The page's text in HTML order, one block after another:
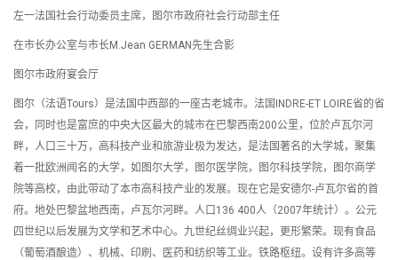
左一法国社会行动委员主席，图尔市政府社会行动部主任
在市长办公室与市长M.Jean GERMAN先生合影
图尔市政府宴会厅
图尔（法语Tours）是法国中西部的一座古老城市。法国INDRE-ET LOIRE省的省
会，同时也是富庶的中央大区最大的城市在巴黎西南200公里，位於卢瓦尔河
畔，人口三十万，高科技产业和旅游业极为发达，是法国著名的大学城，聚集
着一批欧洲闻名的大学，如图尔大学，图尔医学院，图尔科技学院，图尔商学
院等高校，由此带动了本市高科技产业的发展。现在它是安德尔-卢瓦尔省的首
府。地处巴黎盆地西南，卢瓦尔河畔。人口136 400人（2007年统计）。公元
四世纪以后发展为文学和艺术中心。九世纪丝绸业兴起，更形繁荣。现有食品
（葡萄酒酿造）、机械、印刷、医药和纺织等工业。铁路枢纽。设有许多高等